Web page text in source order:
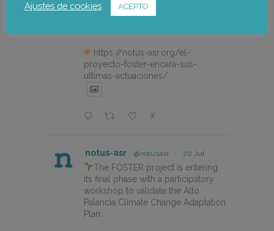
participativa de validación del Plan
de Adaptación al Cambio Climático
https://notus-asr.org/el-
proyecto-foster-encara-sus-
ultimas-actuaciones/
X
notus-asr @notusasr · 20 Jul
The FOSTER project is entering
its final phase with a participatory
workshop to validate the Alto
Palancia Climate Change Adaptation
Plan.
Ajustes de cookies ACEPTO